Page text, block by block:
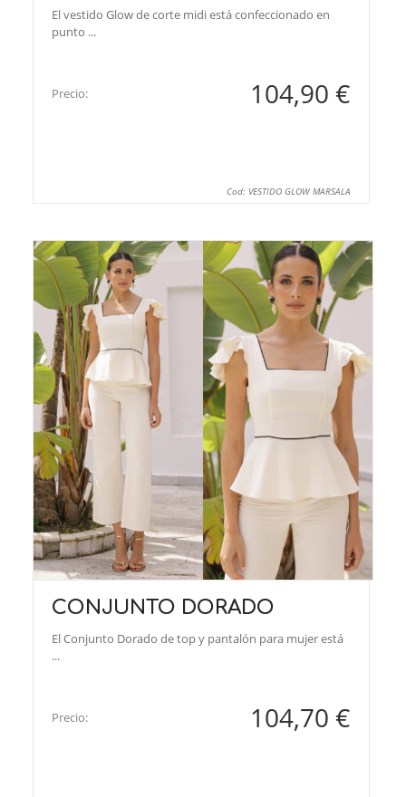
El vestido Glow de corte midi está confeccionado en
punto ...
Precio: 104,90 €
Cod: VESTIDO GLOW MARSALA
CONJUNTO DORADO
El Conjunto Dorado de top y pantalón para mujer está
...
Precio: 104,70 €